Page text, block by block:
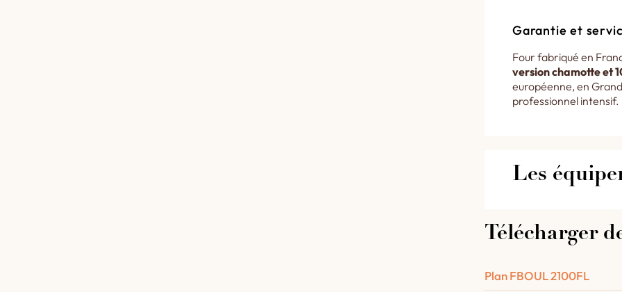
Garantie et
Four fabriqué en
version chamotte et
européenne, en
professionnel intensif.
Les
détail.
1 porte
Télécharger
Plan FBOUL 2100FL